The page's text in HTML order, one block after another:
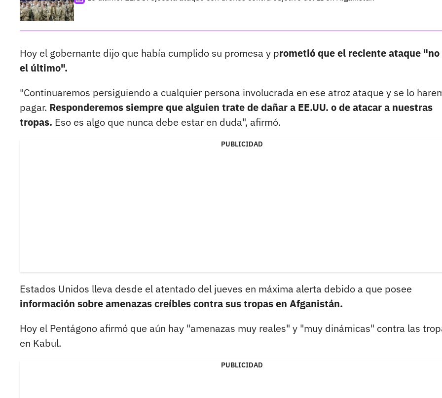
Hoy el gobernante dijo que había cumplido su promesa y prometió que el reciente ataque "no
el último".
"Continuaremos persiguiendo a cualquier persona involucrada en ese atroz ataque y se lo
pagar. Responderemos siempre que alguien trate de dañar a EE.UU. o de atacar a nuestras
tropas. Eso es algo que nunca debe estar en duda", afirmó.
PUBLICIDAD
Estados Unidos lleva desde el atentado del jueves en máxima alerta debido a que posee
información sobre amenazas creíbles contra sus tropas en Afganistán.
Hoy el Pentágono afirmó que aún hay "amenazas muy reales" y "muy dinámicas" contra las
en Kabul.
PUBLICIDAD